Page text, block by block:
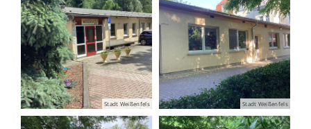
Stadt Weißenfels Stadt Weißenfels